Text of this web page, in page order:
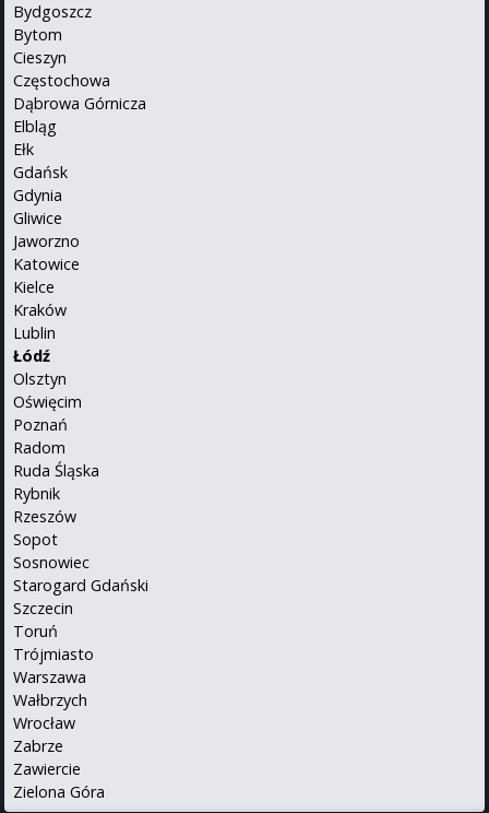
Bydgoszcz
Bytom
Cieszyn
Częstochowa
Dąbrowa Górnicza
Elbląg
Ełk
Gdańsk
Gdynia
Gliwice
Jaworzno
Katowice
Kielce
Kraków
Lublin
Łódź
Olsztyn
Oświęcim
Poznań
Radom
Ruda Śląska
Rybnik
Rzeszów
Sopot
Sosnowiec
Starogard Gdański
Szczecin
Toruń
Trójmiasto
Warszawa
Wałbrzych
Wrocław
Zabrze
Zawiercie
Zielona Góra